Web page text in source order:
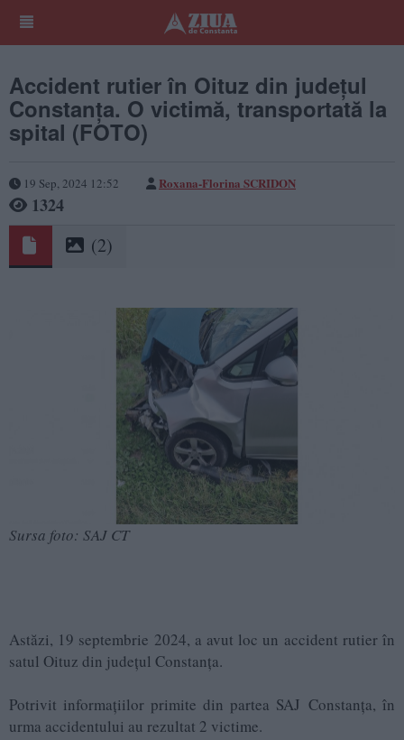
Accident rutier în Oituz din județul
Constanța. O victimă, transportată la
spital (FOTO)
19 Sep, 2024 12:52 Roxana-Florina SCRIDON
1324
(2)
Sursa foto: SAJ CT
Astăzi, 19 septembrie 2024, a avut loc un accident rutier în
satul Oituz din județul Constanța.
Potrivit informațiilor primite din partea SAJ Constanța, în
urma accidentului au rezultat 2 victime.